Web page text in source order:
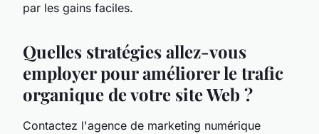
par les gains faciles.
Quelles stratégies allez-vous
employer pour améliorer le trafic
organique de votre site Web ?
Contactez l'agence de marketing numérique